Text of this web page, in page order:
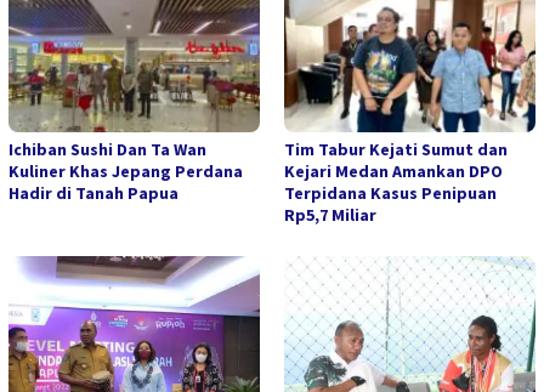
Ichiban Sushi Dan Ta Wan
Kuliner Khas Jepang Perdana
Hadir di Tanah Papua
Tim Tabur Kejati Sumut dan
Kejari Medan Amankan DPO
Terpidana Kasus Penipuan
Rp5,7 Miliar